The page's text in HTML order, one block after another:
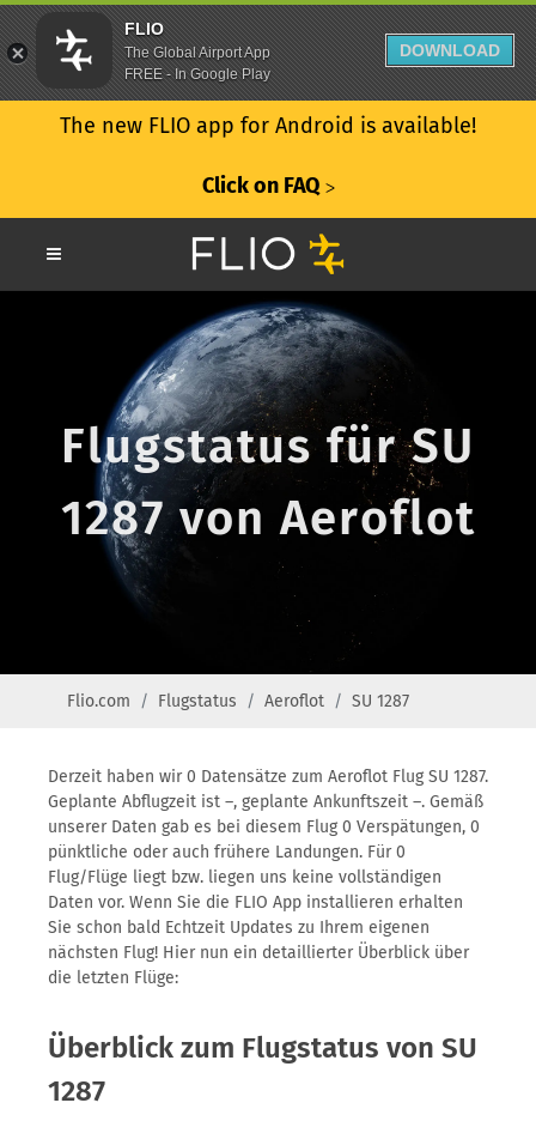
The new FLIO app for Android is available!
Click on FAQ ᐳ
Flugstatus für SU
1287 von Aeroflot
Flio.com Flugstatus Aeroflot SU 1287
Derzeit haben wir 0 Datensätze zum Aeroflot Flug SU 1287.
Geplante Abflugzeit ist –, geplante Ankunftszeit –. Gemäß
unserer Daten gab es bei diesem Flug 0 Verspätungen, 0
pünktliche oder auch frühere Landungen. Für 0
Flug/Flüge liegt bzw. liegen uns keine vollständigen
Daten vor. Wenn Sie die FLIO App installieren erhalten
Sie schon bald Echtzeit Updates zu Ihrem eigenen
nächsten Flug! Hier nun ein detaillierter Überblick über
die letzten Flüge:
Überblick zum Flugstatus von SU
1287
FLIO
The Global Airport App
FREE - In Google Play
DOWNLOAD